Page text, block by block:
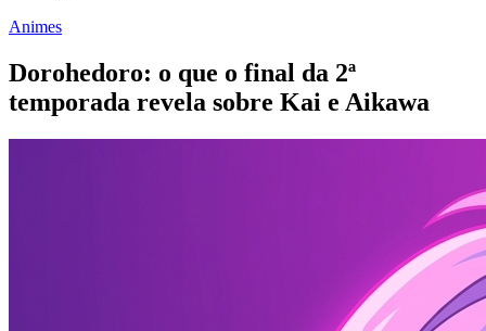
Animes
Dorohedoro: o que o final da 2ª
temporada revela sobre Kai e Aikawa